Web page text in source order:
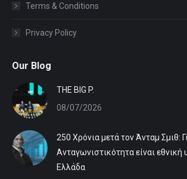
Terms & Conditions
Privacy Policy
Our Blog
ΤHE BIG P.
08/07/2026
250 Χρόνια μετά τον Άνταμ Σμιθ:
Ανταγωνιστικότητα είναι εθνική
Ελλάδα